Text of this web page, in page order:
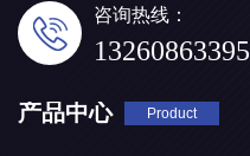
咨询热线：
13260863395
产品中心 Product